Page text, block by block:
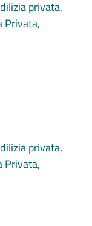
privata,
Privata,
privata,
Privata,